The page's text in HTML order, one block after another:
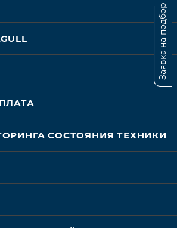
СОСТОЯНИЯ ТЕХНИКИ
Заявка на подбор